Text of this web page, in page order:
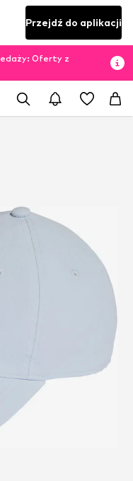
Przejdź do aplikacji
Oferty z